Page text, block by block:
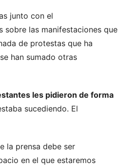
junto con el
sobre las manifestaciones que
de protestas que ha
han sumado otras
les pidieron de forma
sucediendo. El
la prensa debe ser
en el que estaremos